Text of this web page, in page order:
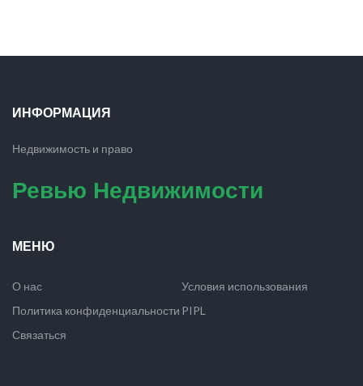
ИНФОРМАЦИЯ
Недвижимость и право
Ревью Недвижимости
МЕНЮ
О нас
Условия использования
Политика конфиденциальности PIPL
Связаться